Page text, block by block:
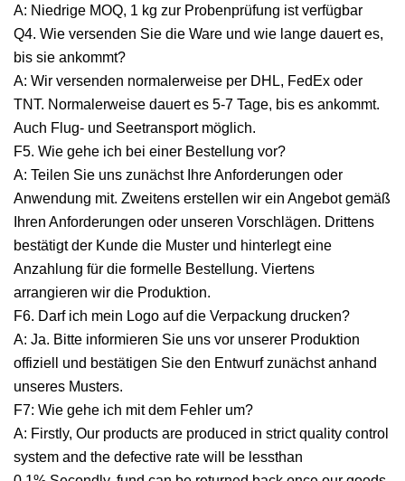
A: Niedrige MOQ, 1 kg zur Probenprüfung ist verfügbar
Q4. Wie versenden Sie die Ware und wie lange dauert es,
bis sie ankommt?
A: Wir versenden normalerweise per DHL, FedEx oder
TNT. Normalerweise dauert es 5-7 Tage, bis es ankommt.
Auch Flug- und Seetransport möglich.
F5. Wie gehe ich bei einer Bestellung vor?
A: Teilen Sie uns zunächst Ihre Anforderungen oder
Anwendung mit. Zweitens erstellen wir ein Angebot gemäß
Ihren Anforderungen oder unseren Vorschlägen. Drittens
bestätigt der Kunde die Muster und hinterlegt eine
Anzahlung für die formelle Bestellung. Viertens
arrangieren wir die Produktion.
F6. Darf ich mein Logo auf die Verpackung drucken?
A: Ja. Bitte informieren Sie uns vor unserer Produktion
offiziell und bestätigen Sie den Entwurf zunächst anhand
unseres Musters.
F7: Wie gehe ich mit dem Fehler um?
A: Firstly, Our products are produced in strict quality control
system and the defective rate will be lessthan